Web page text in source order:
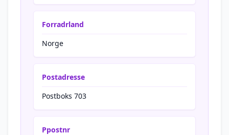
Forradrland
Norge
Postadresse
Postboks 703
Ppostnr